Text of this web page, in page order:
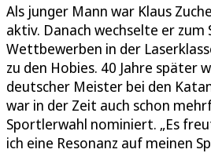
Als junger Mann war Klaus
aktiv. Danach wechselte er zum
Wettbewerben in der
zu den Hobies. 40 Jahre später
deutscher Meister bei den
war in der Zeit auch schon
Sportlerwahl nominiert. „Es
ich eine Resonanz auf meinen